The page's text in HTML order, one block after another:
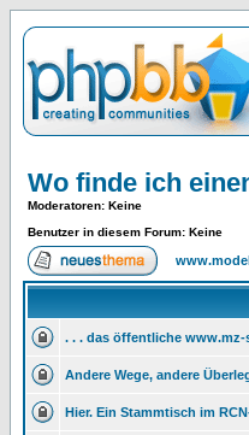
Wo finde ich
Moderatoren: Keine
Benutzer in diesem Forum: Keine
. . . das öffentliche
Andere Wege, andere
Hier. Ein Stammtisch im